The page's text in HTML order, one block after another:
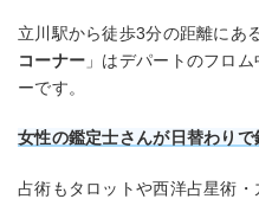
立川駅から徒歩3分の距離にあ
コーナー 」はデパートのフロ
ーです。
女性の鑑定士さんが日替わりで
占術もタロットや西洋占星術